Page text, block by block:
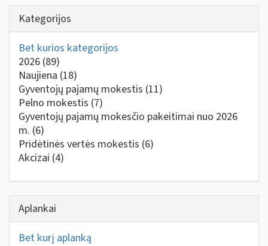
Kategorijos
Bet kurios kategorijos
2026 (89)
Naujiena (18)
Gyventojų pajamų mokestis (11)
Pelno mokestis (7)
Gyventojų pajamų mokesčio pakeitimai nuo 2026
m. (6)
Pridėtinės vertės mokestis (6)
Akcizai (4)
Aplankai
Bet kurį aplanką